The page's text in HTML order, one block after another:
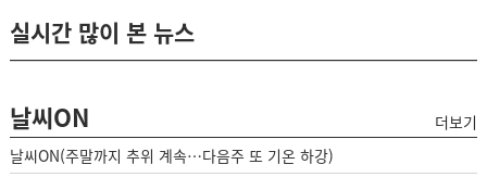
실시간 많이 본 뉴스
날씨ON
더보기
날씨ON(주말까지 추위 계속…다음주 또 기온 하강)